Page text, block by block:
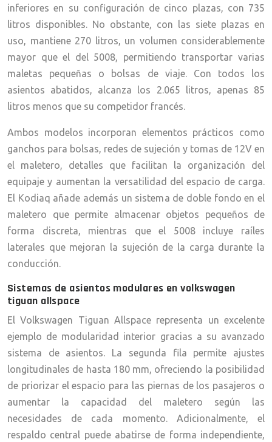
inferiores en su configuración de cinco plazas, con 735
litros disponibles. No obstante, con las siete plazas en
uso, mantiene 270 litros, un volumen considerablemente
mayor que el del 5008, permitiendo transportar varias
maletas pequeñas o bolsas de viaje. Con todos los
asientos abatidos, alcanza los 2.065 litros, apenas 85
litros menos que su competidor francés.
Ambos modelos incorporan elementos prácticos como
ganchos para bolsas, redes de sujeción y tomas de 12V en
el maletero, detalles que facilitan la organización del
equipaje y aumentan la versatilidad del espacio de carga.
El Kodiaq añade además un sistema de doble fondo en el
maletero que permite almacenar objetos pequeños de
forma discreta, mientras que el 5008 incluye raíles
laterales que mejoran la sujeción de la carga durante la
conducción.
Sistemas de asientos modulares en volkswagen
tiguan allspace
El Volkswagen Tiguan Allspace representa un excelente
ejemplo de modularidad interior gracias a su avanzado
sistema de asientos. La segunda fila permite ajustes
longitudinales de hasta 180 mm, ofreciendo la posibilidad
de priorizar el espacio para las piernas de los pasajeros o
aumentar la capacidad del maletero según las
necesidades de cada momento. Adicionalmente, el
respaldo central puede abatirse de forma independiente,